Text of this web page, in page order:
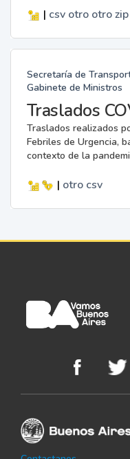
| csv otro otro zip
Secretaría de
Gabinete de Ministros
Traslados
Traslados realizados
Febriles de Urgencia,
contexto de la
| otro csv